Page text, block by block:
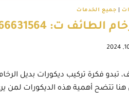
جميع الخدمات
الرخام الطائف – لوح بديل الرخام الطائف
تبدو فكرة تركيب ديكورات بديل
هنا تتضح أهمية هذه الديكورات لمن